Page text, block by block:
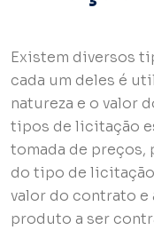
Existem diversos
cada um deles é
natureza e o valor
tipos de licitação
tomada de preços,
do tipo de
valor do contrato e
produto a ser